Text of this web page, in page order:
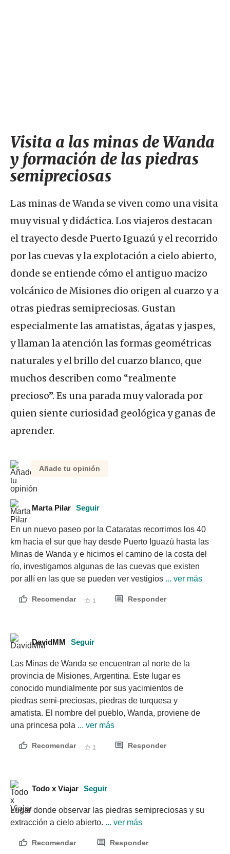
Visita a las minas de Wanda
y formación de las piedras
semipreciosas
Las minas de Wanda se viven como una visita
muy visual y didáctica. Los viajeros destacan
el trayecto desde Puerto Iguazú y el recorrido
por las cuevas y la explotación a cielo abierto,
donde se entiende cómo el antiguo macizo
volcánico de Misiones dio origen al cuarzo y a
otras piedras semipreciosas. Gustan
especialmente las amatistas, ágatas y jaspes,
y llaman la atención las formas geométricas
naturales y el brillo del cuarzo blanco, que
muchos describen como “realmente
precioso”. Es una parada muy valorada por
quien siente curiosidad geológica y ganas de
aprender.
Añade tu opinión
Marta Pilar Seguir
En un nuevo paseo por la Cataratas recorrimos los 40
km hacia el sur que hay desde Puerto Iguazú hasta las
Minas de Wanda y e hicimos el camino de la costa del
río, investigamos algunas de las cuevas que existen
por allí en las que se pueden ver vestigios ... ver más
Recomendar 1 Responder
DavidMM Seguir
Las Minas de Wanda se encuentran al norte de la
provincia de Misiones, Argentina. Este lugar es
conocido mundialmente por sus yacimientos de
piedras semi-preciosas, piedras de turquesa y
amatista. El nombre del pueblo, Wanda, proviene de
una princesa pola ... ver más
Recomendar 1 Responder
Todo x Viajar Seguir
Lugar donde observar las piedras semipreciosas y su
extracción a cielo abierto. ... ver más
Recomendar Responder